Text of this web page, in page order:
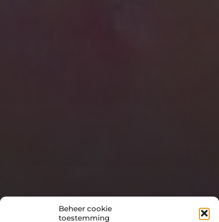
Beheer cookie
toestemming